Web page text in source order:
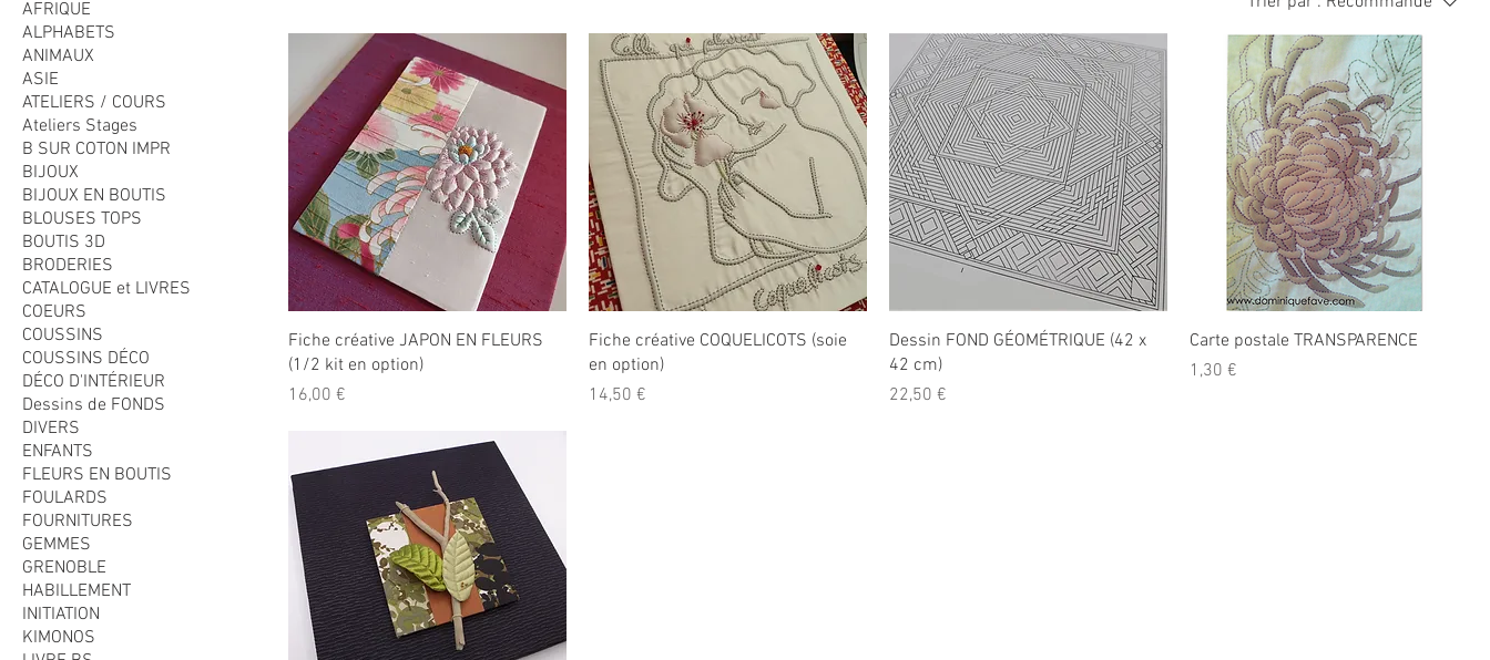
AFRIQUE
ALPHABETS
ANIMAUX
ASIE
ATELIERS / COURS
Ateliers Stages
B SUR COTON IMPR
BIJOUX
BIJOUX EN BOUTIS
BLOUSES TOPS
BOUTIS 3D
BRODERIES
CATALOGUE et LIVRES
COEURS
COUSSINS
COUSSINS DÉCO
DÉCO D'INTÉRIEUR
Dessins de FONDS
DIVERS
ENFANTS
FLEURS EN BOUTIS
FOULARDS
FOURNITURES
GEMMES
GRENOBLE
HABILLEMENT
INITIATION
KIMONOS
Fiche créative JAPON EN FLEURS
(1/2 kit en option)
Prix
16,00 €
Fiche créative COQUELICOTS (soie
en option)
Prix
14,50 €
Dessin FOND GÉOMÉTRIQUE (42 x
42 cm)
Prix
22,50 €
Carte postale TRANSPARENCE
Prix
1,30 €